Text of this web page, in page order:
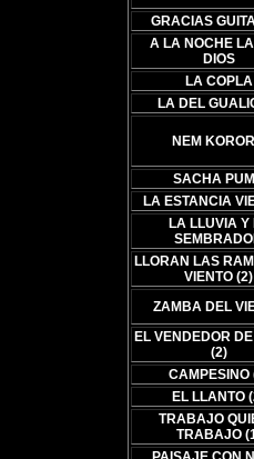
GRACIAS
A LA NOCHE
DIOS
LA COPLA
LA DEL
NEM
SACHA
LA ESTANCIA
LA LLUVIA Y
LLORAN LAS
VIENTO (2)
ZAMBA DEL
EL VENDEDOR
(2)
CAMPESINO
EL LLANTO
TRABAJO
TRABAJO